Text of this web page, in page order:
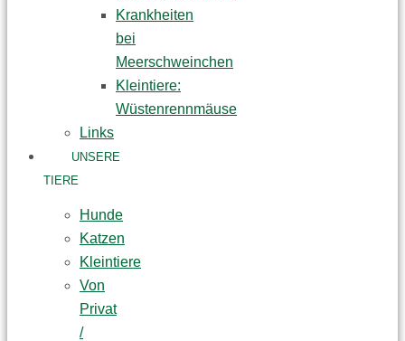
Krankheiten
bei
Meerschweinchen
Kleintiere:
Wüstenrennmäuse
Links
UNSERE
TIERE
Hunde
Katzen
Kleintiere
Von
Privat
/